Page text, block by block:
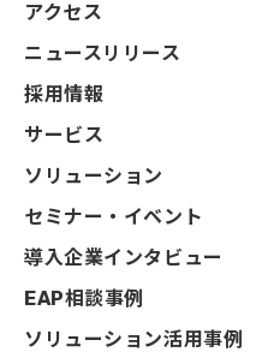
アクセス
ニュースリリース
採用情報
サービス
ソリューション
セミナー・イベント
導入企業インタビュー
EAP相談事例
ソリューション活用事例